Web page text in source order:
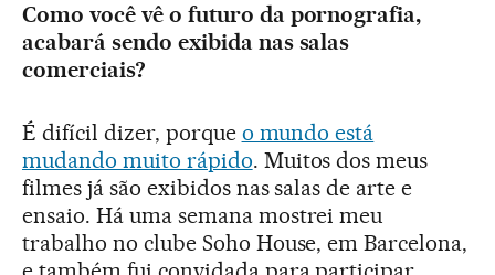
Como você vê o futuro da pornografia,
acabará sendo exibida nas salas
comerciais?
É difícil dizer, porque o mundo está
mudando muito rápido. Muitos dos meus
filmes já são exibidos nas salas de arte e
ensaio. Há uma semana mostrei meu
trabalho no clube Soho House, em Barcelona,